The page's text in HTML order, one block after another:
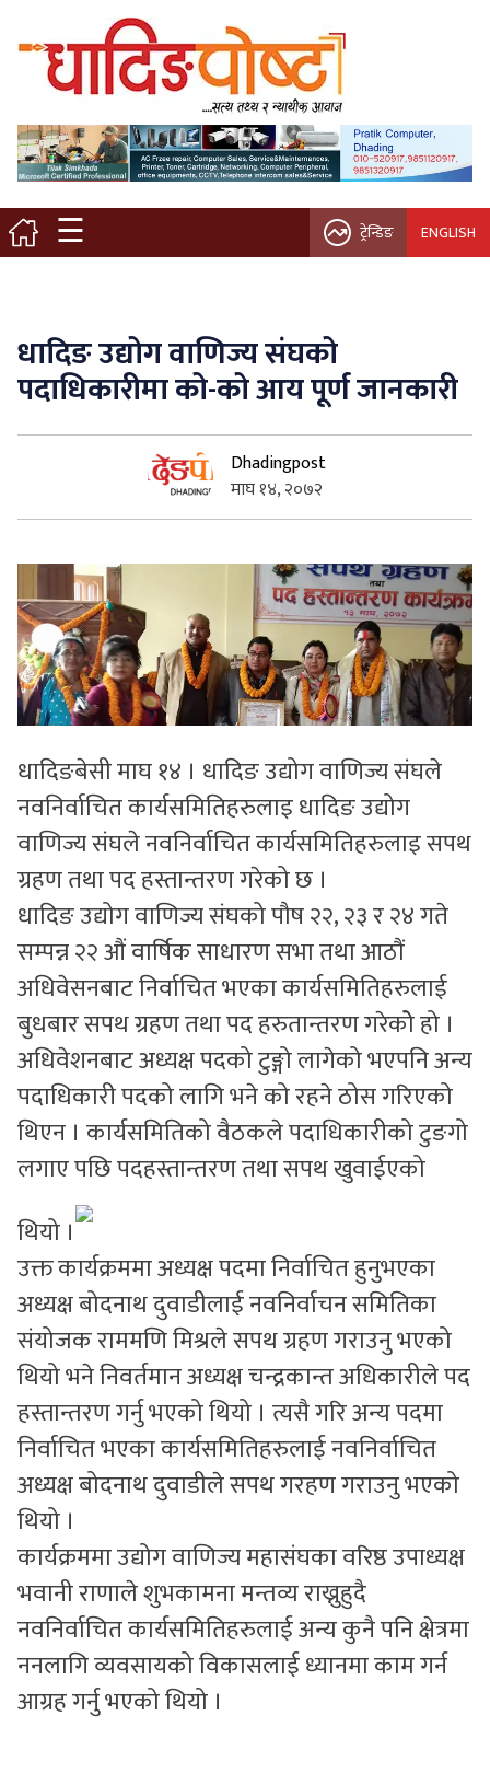
☰
मुख्य पृष्ठ
स्थानीय समाचार
विचार / ब्लग
नगर/गाउँ पालिका
कृषि/सहकारी
साहित्य / संस्कृति
सुचनाहरु
भिडियो
ट्रेन्डिङ ENGLISH
धादिङ उद्योग वाणिज्य संघको
पदाधिकारीमा को-को आय पूर्ण जानकारी
Dhadingpost
माघ १४, २०७२
धादिङबेसी माघ १४ । धादिङ उद्योग वाणिज्य संघले
नवनिर्वाचित कार्यसमितिहरुलाइ धादिङ उद्योग
वाणिज्य संघले नवनिर्वाचित कार्यसमितिहरुलाइ सपथ
ग्रहण तथा पद हस्तान्तरण गरेको छ ।
धादिङ उद्योग वाणिज्य संघको पौष २२, २३ र २४ गते
सम्पन्न २२ औं वार्षिक साधारण सभा तथा आठौं
अधिवेसनबाट निर्वाचित भएका कार्यसमितिहरुलाई
बुधबार सपथ ग्रहण तथा पद हरुतान्तरण गरेकोे हो ।
अधिवेशनबाट अध्यक्ष पदको टुङ्गो लागेको भएपनि अन्य
पदाधिकारी पदको लागि भने को रहने ठोस गरिएको
थिएन । कार्यसमितिको वैठकले पदाधिकारीको टुङगो
लगाए पछि पदहस्तान्तरण तथा सपथ खुवाईएको
थियो ।
उक्त कार्यक्रममा अध्यक्ष पदमा निर्वाचित हुनुभएका
अध्यक्ष बोदनाथ दुवाडीलाई नवनिर्वाचन समितिका
संयोजक राममणि मिश्रले सपथ ग्रहण गराउनु भएको
थियो भने निवर्तमान अध्यक्ष चन्द्रकान्त अधिकारीले पद
हस्तान्तरण गर्नु भएको थियो । त्यसै गरि अन्य पदमा
निर्वाचित भएका कार्यसमितिहरुलाई नवनिर्वाचित
अध्यक्ष बोदनाथ दुवाडीले सपथ गरहण गराउनु भएको
थियो ।
कार्यक्रममा उद्योग वाणिज्य महासंघका वरिष्ठ उपाध्यक्ष
भवानी राणाले शुभकामना मन्तव्य राख्नुहुदै
नवनिर्वाचित कार्यसमितिहरुलाई अन्य कुनै पनि क्षेत्रमा
ननलागि व्यवसायको विकासलाई ध्यानमा काम गर्न
आग्रह गर्नु भएको थियो ।